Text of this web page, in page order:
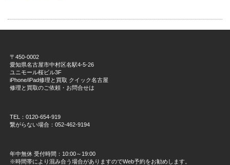
〒450-0002
愛知県名古屋市中村区名駅4-5-26
ユニモール桜ビル3F
iPhone/iPad修理と買取 クイック名古屋
修理と買取のご依頼・お問合せは
TEL：0120-654-919
繋がらない場合：052-462-9194
年中無休 受付時間：10:00～19:00
※時間帯により混み合う場合がありますのでWeb予約をお勧めします。